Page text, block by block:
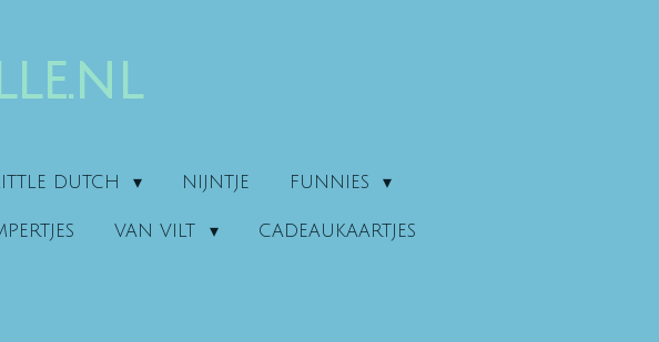
DUTCH NIJNTJE FUNNIES
VAN VILT CADEAUKAARTJES